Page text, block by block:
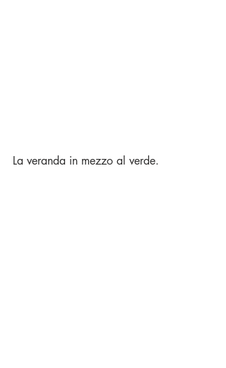
La veranda in mezzo al verde.